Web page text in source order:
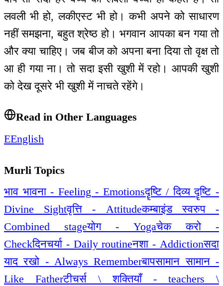
लवली भी हो, लकीएस्ट भी हो। कभी अपने को साधारण
नहीं समझना, बहुत श्रेष्ठ हो। भगवान आपका बन गया तो
और क्या चाहिए। जब बीज को अपना बना दिया तो वृक्ष तो
आ ही गया ना। तो सदा इसी खुशी में रहो। आपकी खुशी
को देख दूसरे भी खुशी में नाचते रहेंगे।
Read in Other Languages
EEnglish
Murli Topics
भाव भावना - Feeling - Emotionsदॄष्टि / दिव्य दॄष्टि -
Divine Sightवृत्ति - Attitudeकम्बाइंड स्वरुप -
Combined stageयोग - Yogaचेक करो -
Checkदिनचर्या - Daily routineनशा - Addictionसदा
याद रखो - Always Rememberबापसामान सामान -
Like Fatherटीचर्स \ शक्तियाँ - teachers \